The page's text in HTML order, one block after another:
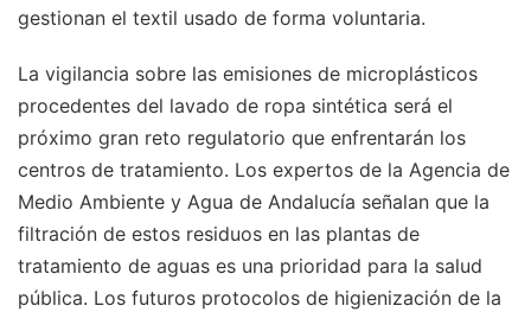
gestionan el textil usado de forma voluntaria.
La vigilancia sobre las emisiones de microplásticos
procedentes del lavado de ropa sintética será el
próximo gran reto regulatorio que enfrentarán los
centros de tratamiento. Los expertos de la Agencia de
Medio Ambiente y Agua de Andalucía señalan que la
filtración de estos residuos en las plantas de
tratamiento de aguas es una prioridad para la salud
pública. Los futuros protocolos de higienización de la